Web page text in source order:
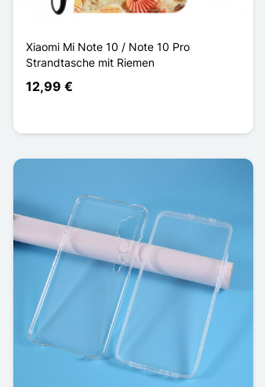
Xiaomi Mi Note 10 / Note 10 Pro
Strandtasche mit Riemen
12,99 €